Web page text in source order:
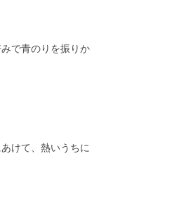
で青のりを振りか
けて、熱いうちに